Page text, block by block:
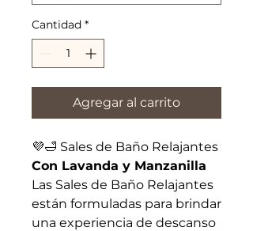
Cantidad *
Agregar al carrito
💜🛁 Sales de Baño Relajantes
Con Lavanda y Manzanilla
Las Sales de Baño Relajantes
están formuladas para brindar
una experiencia de descanso